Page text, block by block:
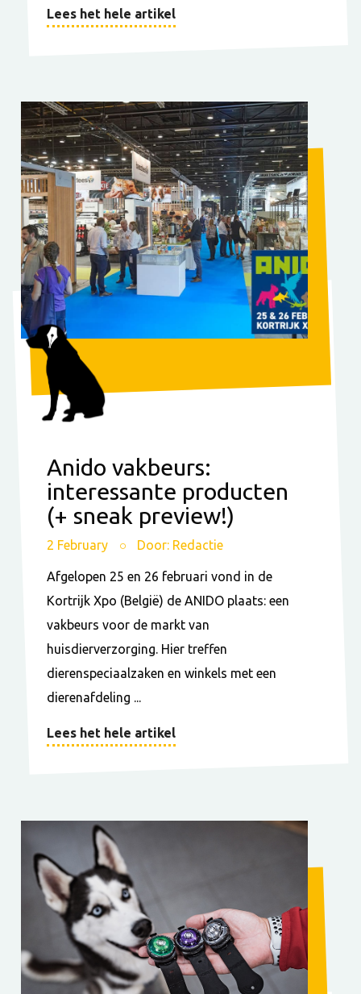
Lees het hele artikel
Anido vakbeurs:
interessante producten
(+ sneak preview!)
2 February Door: Redactie
Afgelopen 25 en 26 februari vond in de
Kortrijk Xpo (België) de ANIDO plaats: een
vakbeurs voor de markt van
huisdierverzorging. Hier treffen
dierenspeciaalzaken en winkels met een
dierenafdeling ...
Lees het hele artikel